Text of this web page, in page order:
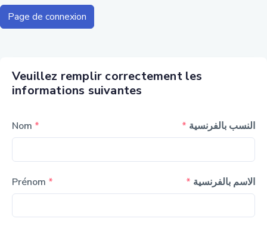
Page de connexion
Veuillez remplir correctement les
informations suivantes
Nom * النسب بالفرنسية *
Prénom * الاسم بالفرنسية *